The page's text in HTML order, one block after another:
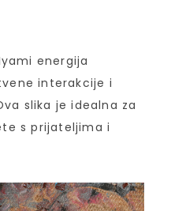
energija
interakcije i
slika je idealna za
s prijateljima i